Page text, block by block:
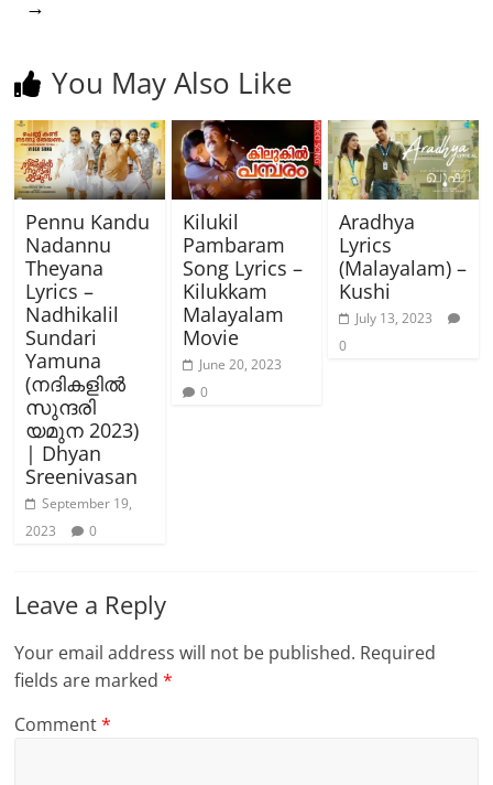
→
You May Also Like
Pennu Kandu
Nadannu
Theyana
Lyrics –
Nadhikalil
Sundari
Yamuna
(നദികളിൽ
സുന്ദരി
യമുന 2023)
| Dhyan
Sreenivasan
September 19,
2023
0
Kilukil
Pambaram
Song Lyrics –
Kilukkam
Malayalam
Movie
June 20, 2023
0
Aradhya
Lyrics
(Malayalam) –
Kushi
July 13, 2023
0
Leave a Reply
Your email address will not be published. Required
fields are marked*
Comment*